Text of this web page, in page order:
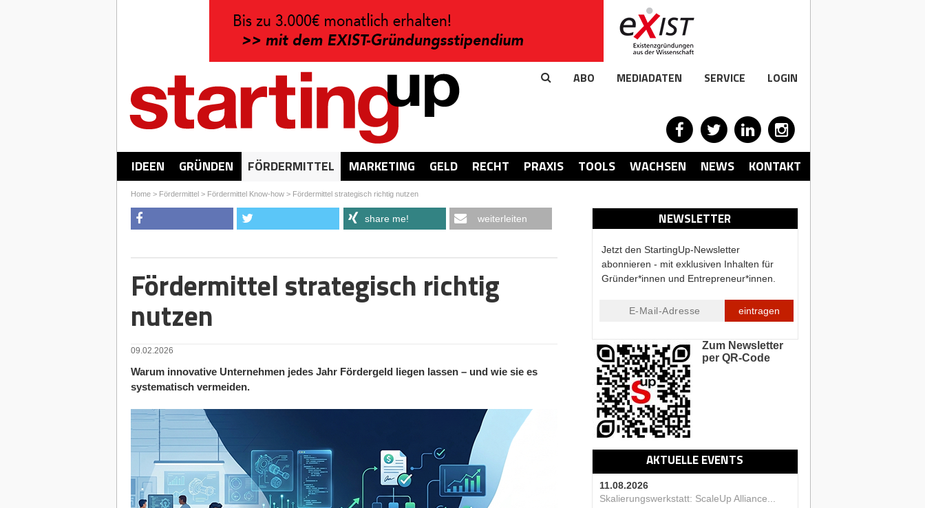
ABO MEDIADATEN SERVICE LOGIN
IDEEN GRÜNDEN FÖRDERMITTEL MARKETING GELD RECHT PRAXIS TOOLS WACHSEN NEWS KONTAKT
Home> Fördermittel> Fördermittel Know-how> Fördermittel strategisch richtig nutzen
NEWSLETTER
Jetzt den StartingUp-Newsletter
abonnieren - mit exklusiven Inhalten für
Gründer*innen und Entrepreneur*innen.
eintragen
Zum Newsletter
per QR-Code
AKTUELLE EVENTS
11.08.2026
Skalierungswerkstatt: ScaleUp Alliance...
share me! weiterleiten
Fördermittel strategisch richtig
nutzen
09.02.2026
Warum innovative Unternehmen jedes Jahr Fördergeld liegen lassen – und wie sie es
systematisch vermeiden.